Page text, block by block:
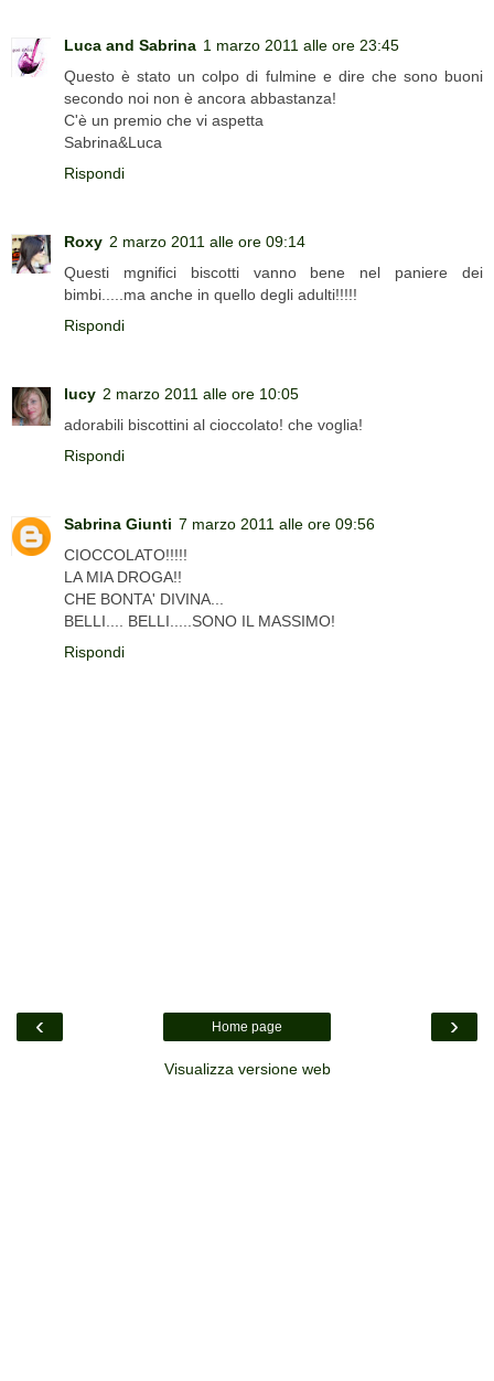
Luca and Sabrina 1 marzo 2011 alle ore 23:45
Questo è stato un colpo di fulmine e dire che sono buoni
secondo noi non è ancora abbastanza!
C'è un premio che vi aspetta
Sabrina&Luca
Rispondi
Roxy 2 marzo 2011 alle ore 09:14
Questi mgnifici biscotti vanno bene nel paniere dei
bimbi.....ma anche in quello degli adulti!!!!!
Rispondi
lucy 2 marzo 2011 alle ore 10:05
adorabili biscottini al cioccolato! che voglia!
Rispondi
Sabrina Giunti 7 marzo 2011 alle ore 09:56
CIOCCOLATO!!!!!
LA MIA DROGA!!
CHE BONTA' DIVINA...
BELLI.... BELLI.....SONO IL MASSIMO!
Rispondi
‹ ›
Home page
Visualizza versione web